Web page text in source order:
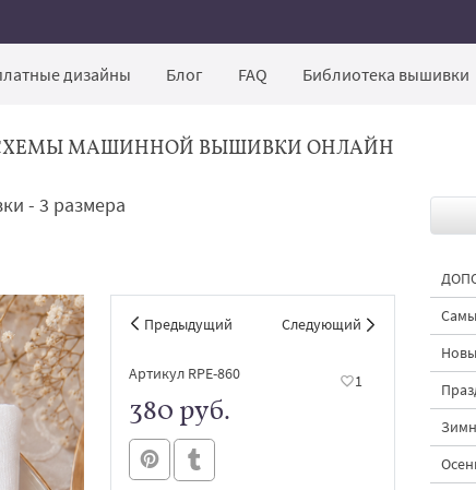
дизайны Блог FAQ Библиотека вышивки
МАШИННОЙ ВЫШИВКИ ОНЛАЙН
- 3 размера
Предыдущий Следующий
Артикул RPE-860 1
380 руб.